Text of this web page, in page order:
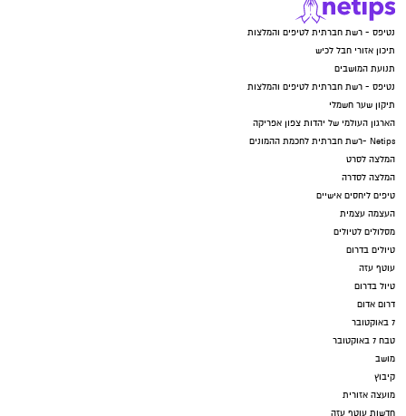
נטיפס - רשת חברתית לטיפים והמלצות
תיכון אזורי חבל לכיש
תנועת המושבים
נטיפס - רשת חברתית לטיפים והמלצות
תיקון שער חשמלי
הארגון העולמי של יהדות צפון אפריקה
Netips -רשת חברתית לחכמת ההמונים
המלצה לסרט
המלצה לסדרה
טיפים ליחסים אישיים
העצמה עצמית
מסלולים לטיולים
טיולים בדרום
עוטף עזה
טיול בדרום
דרום אדום
7 באוקטובר
טבח 7 באוקטובר
מושב
קיבוץ
מועצה אזורית
חדשות עוטף עזה